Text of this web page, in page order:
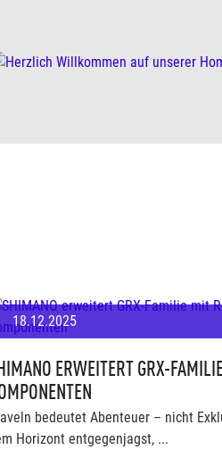
18.12.2025
ERWEITERT GRX-
bedeutet Abenteuer – nicht
Horizont entgegenjagst, ...